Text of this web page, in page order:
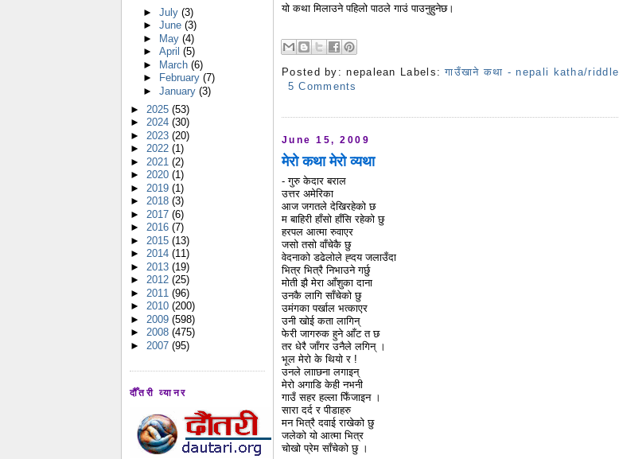
► July (3)
► June (3)
► May (4)
► April (5)
► March (6)
►
February (7)
► January (3)
► 2025 (53)
► 2024 (30)
► 2023 (20)
► 2022 (1)
► 2021 (2)
► 2020 (1)
► 2019 (1)
► 2018 (3)
► 2017 (6)
► 2016 (7)
► 2015 (13)
► 2014 (11)
► 2013 (19)
► 2012 (25)
► 2011 (96)
► 2010 (200)
► 2009 (598)
► 2008 (475)
► 2007 (95)
दौँतरी व्यानर
यो कथा मिलाउने पहिलो पाठले गाउं पाउनुहुनेछ।
Posted by:nepalean Labels:गाउँखाने कथा - nepali katha/riddle
5 Comments
June 15, 2009
मेरो कथा मेरो व्यथा
- गुरु केदार बराल
उत्तर अमेरिका
आज जगतले देखिरहेको छ
म बाहिरी हाँसो हाँसि रहेको छु
हरपल आत्मा रुवाएर
जसो तसो वाँचेकै छु
वेदनाको डढेलोले ह्दय जलाउँदा
भित्र भित्रै निभाउने गर्छु
मोती झै मेरा आँशुका दाना
उनकै लागि साँचेको छु
उमंगका पर्खाल भत्काएर
उनी खोई कता लागिन्
फेरी जागरुक हुने आँट त छ
तर धेरै जाँगर उनैले लगिन् ।
भूल मेरो के थियो र !
उनले लााछना लगाइन्
मेरो अगाडि केही नभनी
गाउँ सहर हल्ला फिँजाइन ।
सारा दर्द र पीडाहरु
मन भित्रै दवाई राखेको छु
जलेको यो आत्मा भित्र
चोखो प्रेम साँचेको छु ।